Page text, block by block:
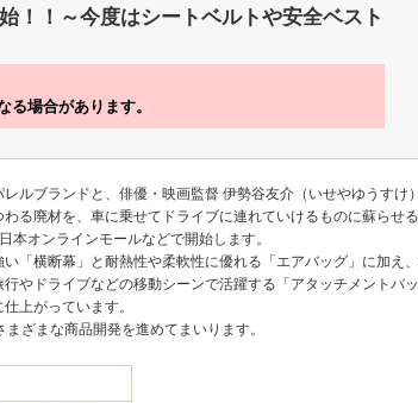
！！～今度はシートベルトや安全ベスト
場合があります。
ルブランドと、俳優・映画監督 伊勢谷友介（いせやゆうすけ
る廃材を、車に乗せてドライブに連れていけるものに蘇らせ
オンラインモールなどで開始します。
「横断幕」と耐熱性や柔軟性に優れる「エアバッグ」に加え
やドライブなどの移動シーンで活躍する「アタッチメントバ
上がっています。
ざまな商品開発を進めてまいります。